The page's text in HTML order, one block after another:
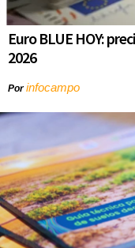
Euro BLUE HOY:
2026
Porinfocampo